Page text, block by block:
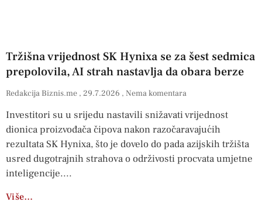
Tržišna vrijednost SK Hynixa se za šest sedmica
prepolovila, AI strah nastavlja da obara berze
Redakcija Biznis.me 29.7.2026 Nema komentara
Investitori su u srijedu nastavili snižavati vrijednost
dionica proizvođača čipova nakon razočaravajućih
rezultata SK Hynixa, što je dovelo do pada azijskih tržišta
usred dugotrajnih strahova o održivosti procvata umjetne
inteligencije.
Više…